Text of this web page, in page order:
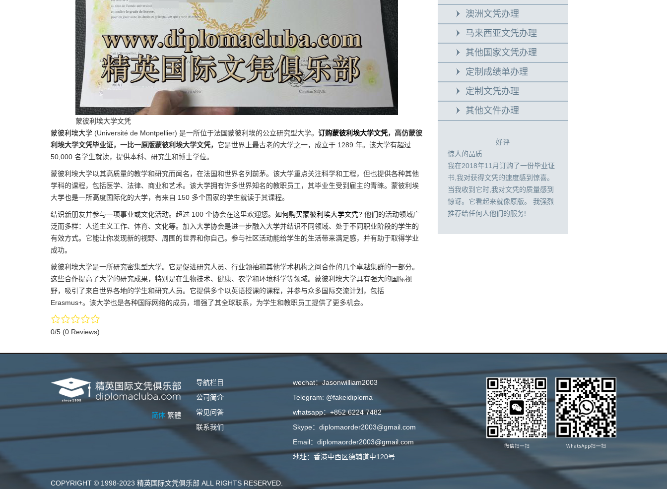
蒙彼利埃大学文凭
蒙彼利埃大学 (Université de Montpellier) 是一所位于法国蒙彼利埃的公立研究型大学。 订购蒙彼利埃大学文凭，高仿蒙彼
利埃大学文凭毕业证，一比一原版蒙彼利埃大学文凭， 它是世界上最古老的大学之一，成立于 1289 年。该大学有超过
50,000 名学生就读，提供本科、研究生和博士学位。
蒙彼利埃大学以其高质量的教学和研究而闻名，在法国和世界名列前茅。该大学重点关注科学和工程，但也提供各种其他
学科的课程，包括医学、法律、商业和艺术。该大学拥有许多世界知名的教职员工，其毕业生受到雇主的青睐。蒙彼利埃
大学也是一所高度国际化的大学，有来自 150 多个国家的学生就读于其课程。
结识新朋友并参与一项事业或文化活动。超过 100 个协会在这里欢迎您。 如何购买蒙彼利埃大学文凭? 他们的活动领域广
泛而多样：人道主义工作、体育、文化等。加入大学协会是进一步融入大学并结识不同领域、处于不同职业阶段的学生的
有效方式。它能让你发现新的视野、周围的世界和你自己。参与社区活动能给学生的生活带来满足感，并有助于取得学业
成功。
蒙彼利埃大学是一所研究密集型大学。它是促进研究人员、行业领袖和其他学术机构之间合作的几个卓越集群的一部分。
这些合作提高了大学的研究成果，特别是在生物技术、健康、农学和环境科学等领域。蒙彼利埃大学具有强大的国际视
野，吸引了来自世界各地的学生和研究人员。它提供多个以英语授课的课程，并参与众多国际交流计划，包括
Erasmus+。该大学也是各种国际网络的成员，增强了其全球联系，为学生和教职员工提供了更多机会。
0/5 (0 Reviews)
澳洲文凭办理
马来西亚文凭办理
其他国家文凭办理
定制成绩单办理
定制文凭办理
其他文件办理
好评
惊人的品质
我在2018年11月订购了一份毕业证
书,我对获得文凭的速度感到惊喜。
当我收到它时,我对文凭的质量感到
惊讶。它看起来就像原版。 我强烈
推荐给任何人他们的服务!
简体 繁體
导航栏目
公司简介
常见问答
联系我们
wechat：Jasonwilliam2003
Telegram: @fakeidiploma
whatsapp：+852 6224 7482
Skype：diplomaorder2003@gmail.com
Email：diplomaorder2003@gmail.com
地址：香港中西区德辅道中120号
COPYRIGHT © 1998-2023 精英国际文凭俱乐部 ALL RIGHTS RESERVED.